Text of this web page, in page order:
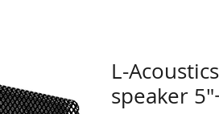
L-
speaker